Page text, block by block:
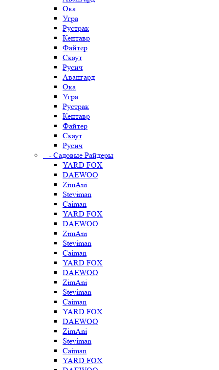
Ока
Угра
Рустрак
Кентавр
Файтер
Скаут
Русич
Авангард
Ока
Угра
Рустрак
Кентавр
Файтер
Скаут
Русич
- Садовые Райдеры
YARD FOX
DAEWOO
ZimAni
Steviman
Caiman
YARD FOX
DAEWOO
ZimAni
Steviman
Caiman
YARD FOX
DAEWOO
ZimAni
Steviman
Caiman
YARD FOX
DAEWOO
ZimAni
Steviman
Caiman
YARD FOX